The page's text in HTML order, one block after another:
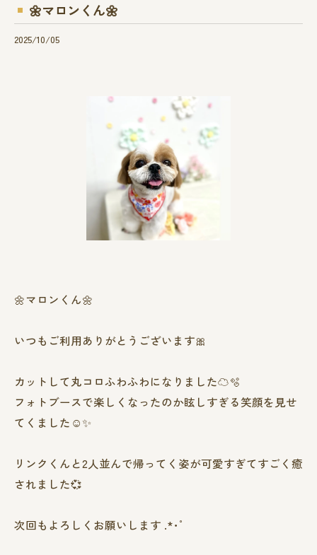
🌼マロンくん🌼
2025/10/05
🌼マロンくん🌼
いつもご利用ありがとうございます🎀
カットして丸コロふわふわになりました︎︎☁🫧
フォトブースで楽しくなったのか眩しすぎる笑顔を見せ
てくました☺️✨
リンクくんと2人並んで帰ってく姿が可愛すぎてすごく癒
されました‪💞‬
次回もよろしくお願いします .*･ﾟ